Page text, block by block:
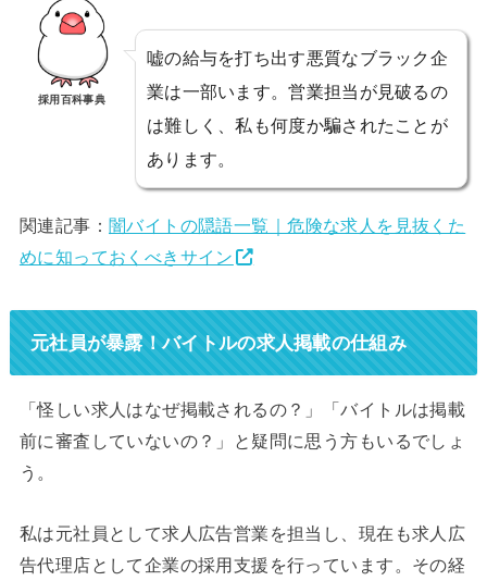
採用百科事典
嘘の給与を打ち出す悪質なブラック企
業は一部います。営業担当が見破るの
は難しく、私も何度か騙されたことが
あります。
関連記事： 闇バイトの隠語一覧｜危険な求人を見抜くた
めに知っておくべきサイン
元社員が暴露！バイトルの求人掲載の仕組み
「怪しい求人はなぜ掲載されるの？」「バイトルは掲載
前に審査していないの？」と疑問に思う方もいるでしょ
う。
私は元社員として求人広告営業を担当し、現在も求人広
告代理店として企業の採用支援を行っています。その経